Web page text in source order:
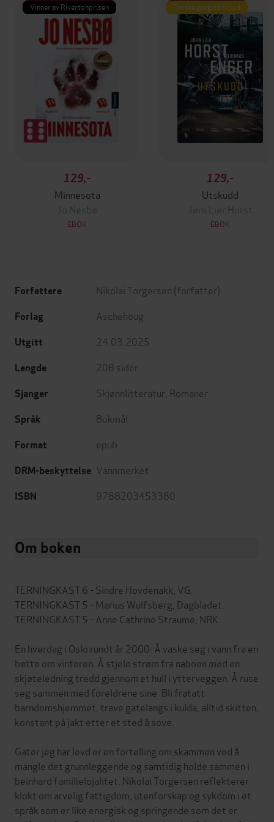
Vinner av Rivertonprisen
129,-
Minnesota
Jo Nesbø
EBOK
Første gang på tilbud
129,-
Utskudd
Jørn Lier Horst
EBOK
Forfattere Nikolai Torgersen (forfatter)
Forlag Aschehoug
Utgitt 24.03.2025
Lengde 208 sider
Sjanger Skjønnlitteratur Romaner
Språk Bokmål
Format epub
DRM-beskyttelse Vannmerket
ISBN 9788203453380
Om boken
TERNINGKAST 6 - Sindre Hovdenakk, VG.
TERNINGKAST 5 - Marius Wulfsberg, Dagbladet.
TERNINGKAST 5 - Anne Cathrine Straume, NRK.
En hverdag i Oslo rundt år 2000: Å vaske seg i vann fra en
bøtte om vinteren. Å stjele strøm fra naboen med en
skjøteledning tredd gjennom et hull i ytterveggen. Å ruse
seg sammen med foreldrene sine. Bli fratatt
barndomshjemmet, trave gatelangs i kulda, alltid skitten,
konstant på jakt etter et sted å sove.
Gater jeg har levd er en fortelling om skammen ved å
mangle det grunnleggende og samtidig holde sammen i
beinhard familielojalitet. Nikolai Torgersen reflekterer
klokt om arvelig fattigdom, utenforskap og sykdom i et
språk som er like energisk og springende som det er